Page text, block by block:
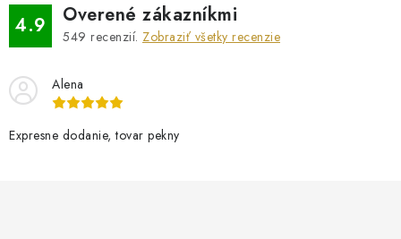
4.9 Overené zákazníkmi
549 recenzií. Zobraziť všetky recenzie
Alena
Expresne dodanie, tovar pekny